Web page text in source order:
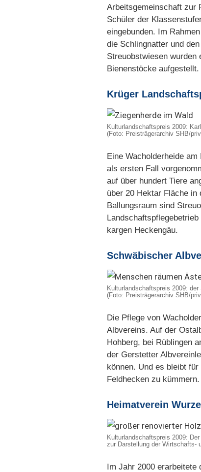
Arbeitsgemeinschaft zur
Schüler der
eingebunden. Im
die Schlingnatter und
Streuobstwiesen wurden
Bienenstöcke aufgestellt.
Krüger
Kulturlandschaftspreis 2009:
(Foto: Preisträgerarchiv SHB/
Eine Wacholderheide
als ersten Fall
auf über hundert Tiere
über 20 Hektar Fläche in
Ballungsraum sind
kargen Heckengäu.
Schwäbischer
Kulturlandschaftspreis 2009:
(Foto: Preisträgerarchiv SHB/
Die Pflege von
Albvereins. Auf der
Hohberg, bei Rüblingen
der Gerstetter
können. Und es bleibt
Feldhecken zu kümmern.
Heimatverein
Kulturlandschaftspreis 2009:
zur Darstellung der Wirtschafts-
Im Jahr 2000 erarbeitete